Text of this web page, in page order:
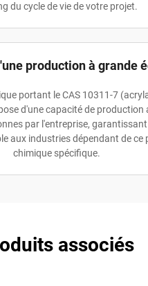
du cycle de vie de votre projet.
production à grande
portant le CAS 10311-7
d'une capacité de production
par l'entreprise,
aux industries dépendant de ce
chimique spécifique.
associés